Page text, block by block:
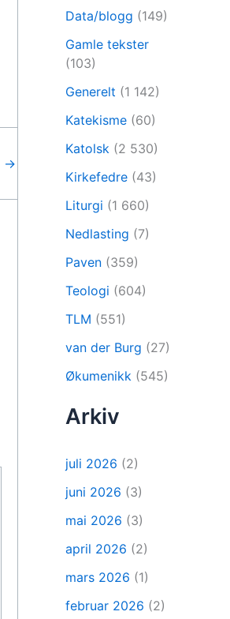
→
Data/blogg (149)
Gamle tekster
(103)
Generelt (1 142)
Katekisme (60)
Katolsk (2 530)
Kirkefedre (43)
Liturgi (1 660)
Nedlasting (7)
Paven (359)
Teologi (604)
TLM (551)
van der Burg (27)
Økumenikk (545)
Arkiv
juli 2026 (2)
juni 2026 (3)
mai 2026 (3)
april 2026 (2)
mars 2026 (1)
februar 2026 (2)